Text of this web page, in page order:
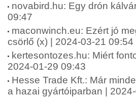
novabird.hu: Egy drón
09:47
maconwinch.eu: Ezért jó
csörlő (x) | 2024-03-21 09:54
kertesontozes.hu: Miért
2024-01-29 09:43
Hesse Trade Kft.: Már
a hazai gyártóiparban |